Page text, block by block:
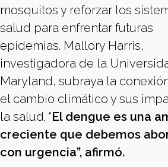
mosquitos y reforzar los
salud para enfrentar futuras
epidemias. Mallory Harris,
investigadora de la
Maryland, subraya la
el cambio climático y sus
la salud. “El dengue es una
creciente que debemos
con urgencia”, afirmó.